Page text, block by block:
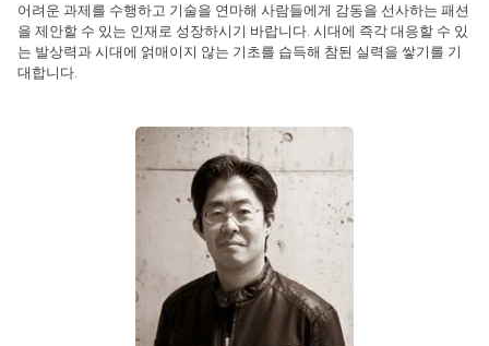
어려운 과제를 수행하고 기술을 연마해 사람들에게 감동을 선사하는 패션
을 제안할 수 있는 인재로 성장하시기 바랍니다. 시대에 즉각 대응할 수 있
는 발상력과 시대에 얽매이지 않는 기초를 습득해 참된 실력을 쌓기를 기
대합니다.